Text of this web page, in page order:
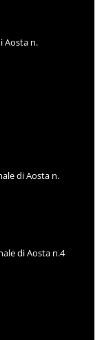
Aosta n.
di Aosta n.
di Aosta n.4